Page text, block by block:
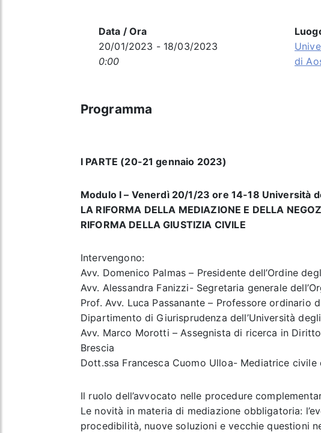
Data / Ora
20/01/2023 - 18/03/2023
0:00
di
Programma
I PARTE (20-21 gennaio 2023)
Modulo I – Venerdì 20/1/23 ore 14-18 Università
LA RIFORMA DELLA MEDIAZIONE E DELLA
RIFORMA DELLA GIUSTIZIA CIVILE
Intervengono:
Avv. Domenico Palmas – Presidente dell’Ordine
Avv. Alessandra Fanizzi- Segretaria generale
Prof. Avv. Luca Passanante – Professore
Dipartimento di Giurisprudenza dell’Università
Avv. Marco Morotti – Assegnista di ricerca in
Brescia
Dott.ssa Francesca Cuomo Ulloa- Mediatrice civile
Il ruolo dell’avvocato nelle procedure
Le novità in materia di mediazione obbligatoria:
procedibilità, nuove soluzioni e vecchie questioni